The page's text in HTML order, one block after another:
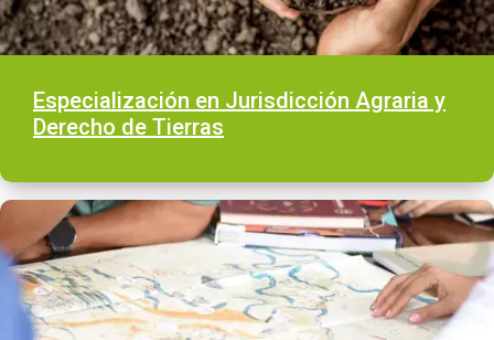
Especialización en Jurisdicción Agraria y
Derecho de Tierras